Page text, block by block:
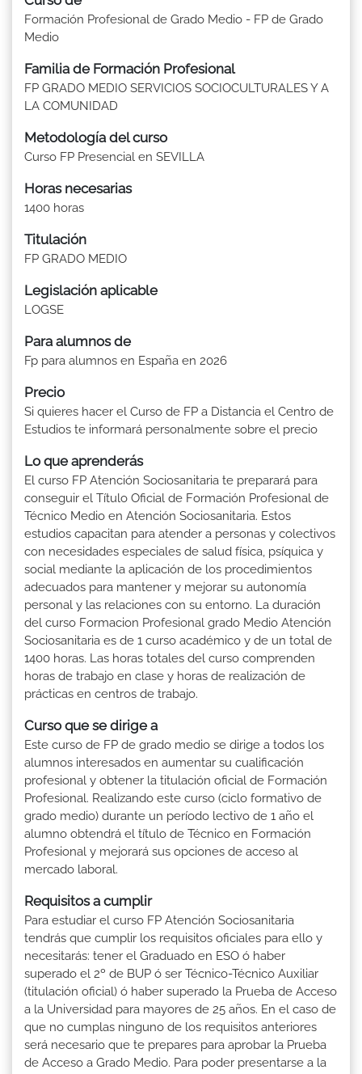
Formación Profesional de Grado Medio - FP de Grado
Medio
Familia de Formación Profesional
FP GRADO MEDIO SERVICIOS SOCIOCULTURALES Y A
LA COMUNIDAD
Metodología del curso
Curso FP Presencial en SEVILLA
Horas necesarias
1400 horas
Titulación
FP GRADO MEDIO
Legislación aplicable
LOGSE
Para alumnos de
Fp para alumnos en España en 2026
Precio
Si quieres hacer el Curso de FP a Distancia el Centro de
Estudios te informará personalmente sobre el precio
Lo que aprenderás
El curso FP Atención Sociosanitaria te preparará para
conseguir el Título Oficial de Formación Profesional de
Técnico Medio en Atención Sociosanitaria. Estos
estudios capacitan para atender a personas y colectivos
con necesidades especiales de salud física, psíquica y
social mediante la aplicación de los procedimientos
adecuados para mantener y mejorar su autonomía
personal y las relaciones con su entorno. La duración
del curso Formacion Profesional grado Medio Atención
Sociosanitaria es de 1 curso académico y de un total de
1400 horas. Las horas totales del curso comprenden
horas de trabajo en clase y horas de realización de
prácticas en centros de trabajo.
Curso que se dirige a
Este curso de FP de grado medio se dirige a todos los
alumnos interesados en aumentar su cualificación
profesional y obtener la titulación oficial de Formación
Profesional. Realizando este curso (ciclo formativo de
grado medio) durante un período lectivo de 1 año el
alumno obtendrá el título de Técnico en Formación
Profesional y mejorará sus opciones de acceso al
mercado laboral.
Requisitos a cumplir
Para estudiar el curso FP Atención Sociosanitaria
tendrás que cumplir los requisitos oficiales para ello y
necesitarás: tener el Graduado en ESO ó haber
superado el 2º de BUP ó ser Técnico-Técnico Auxiliar
(titulación oficial) ó haber superado la Prueba de Acceso
a la Universidad para mayores de 25 años. En el caso de
que no cumplas ninguno de los requisitos anteriores
será necesario que te prepares para aprobar la Prueba
de Acceso a Grado Medio. Para poder presentarse a la